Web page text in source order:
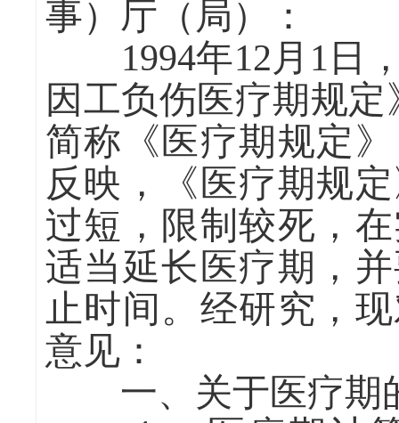
事）厅（局）：
1994年12月1日，
因工负伤医疗期规
简称《医疗期规定
反映，《医疗期规
过短，限制较死，
适当延长医疗期，
止时间。经研究，
意见：
一、关于医疗期